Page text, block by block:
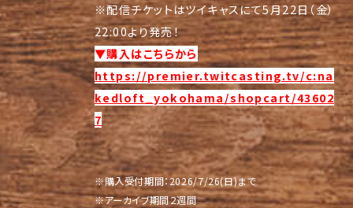
※配信チケットはツイキャスにて5月22日（金）
22:00より発売！
▼購入はこちらから
https://premier.twitcasting.tv/c:na
kedloft_yokohama/shopcart/43602
7
※購入受付期間：2026/7/26(日)まで
※アーカイブ期間２週間